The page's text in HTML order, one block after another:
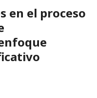
en el proceso